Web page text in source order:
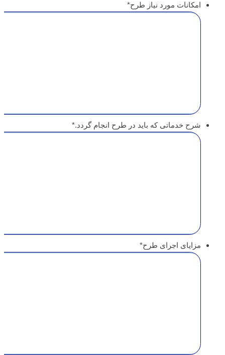
امکانات مورد نیاز طرح*
شرح خدماتی که باید در طرح انجام گردد.*
مزایای اجرای طرح*